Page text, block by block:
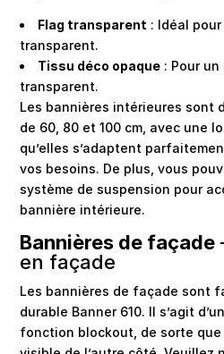
Flag transparent : Idéal
transparent.
Tissu déco opaque : Pour
transparent.
Les bannières intérieures sont
de 60, 80 et 100 cm, avec une
qu’elles s’adaptent
vos besoins. De plus, vous
système de suspension pour
bannière intérieure.
Bannières de façade
en façade
Les bannières de façade sont
durable Banner 610. Il s’agit
fonction blockout, de sorte que